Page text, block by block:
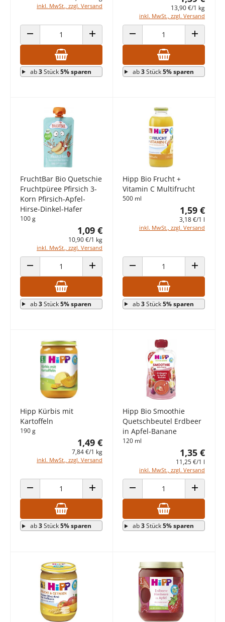
inkl. MwSt., zzgl. Versand
ANZAHL VERRINGERN ANZAHL ERHÖHEN
ab3Stück5% sparen
13,90 €/1 kg
inkl. MwSt., zzgl. Versand
ANZAHL VERRINGERN ANZAHL
ab3Stück5% sparen
FruchtBar Bio Quetschie
Fruchtpüree Pfirsich 3-
Korn Pfirsich-Apfel-
Hirse-Dinkel-Hafer
100 g
1,09 €
10,90 €/1 kg
inkl. MwSt., zzgl. Versand
ANZAHL VERRINGERN ANZAHL ERHÖHEN
ab3Stück5% sparen
Hipp Bio Frucht +
Vitamin C Multifrucht
500 ml
1,59 €
3,18 €/1 l
inkl. MwSt., zzgl. Versand
ANZAHL VERRINGERN ANZAHL
ab3Stück5% sparen
Hipp Kürbis mit
Kartoffeln
190 g
1,49 €
7,84 €/1 kg
inkl. MwSt., zzgl. Versand
ANZAHL VERRINGERN ANZAHL ERHÖHEN
ab3Stück5% sparen
Hipp Bio Smoothie
Quetschbeutel Erdbeer
in Apfel-Banane
120 ml
1,35 €
11,25 €/1 l
inkl. MwSt., zzgl. Versand
ANZAHL VERRINGERN ANZAHL
ab3Stück5% sparen